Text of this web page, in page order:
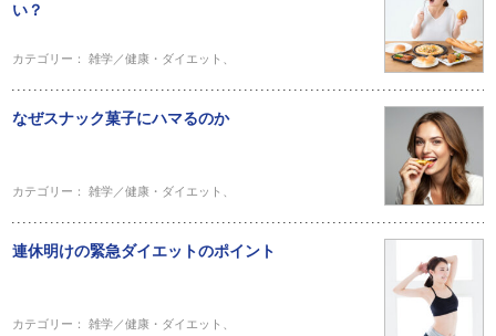
い？
カテゴリー：雑学／健康・ダイエット
なぜスナック菓子にハマるのか
カテゴリー：雑学／健康・ダイエット
連休明けの緊急ダイエットのポイント
カテゴリー：雑学／健康・ダイエット